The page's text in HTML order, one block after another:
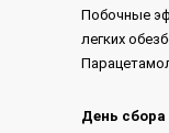
Побочные
легких
День сбора